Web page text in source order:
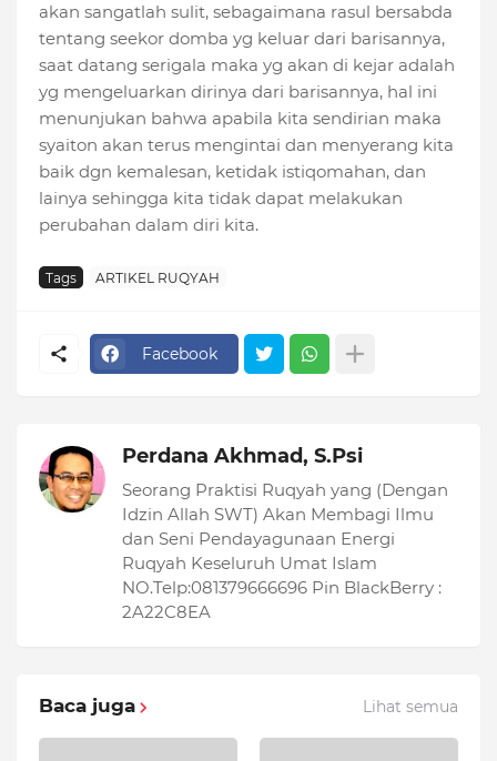
akan sangatlah sulit, sebagaimana rasul bersabda
tentang seekor domba yg keluar dari barisannya,
saat datang serigala maka yg akan di kejar adalah
yg mengeluarkan dirinya dari barisannya, hal ini
menunjukan bahwa apabila kita sendirian maka
syaiton akan terus mengintai dan menyerang kita
baik dgn kemalesan, ketidak istiqomahan, dan
lainya sehingga kita tidak dapat melakukan
perubahan dalam diri kita.
Tags ARTIKEL RUQYAH
Facebook
Perdana Akhmad, S.Psi
Seorang Praktisi Ruqyah yang (Dengan
Idzin Allah SWT) Akan Membagi Ilmu
dan Seni Pendayagunaan Energi
Ruqyah Keseluruh Umat Islam
NO.Telp:081379666696 Pin BlackBerry :
2A22C8EA
Baca juga Lihat semua